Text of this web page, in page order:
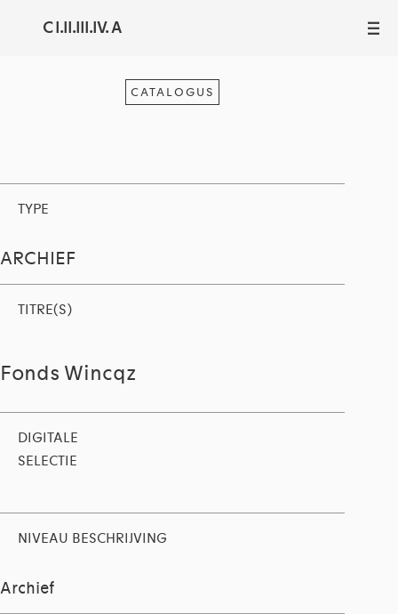
C I.II.III.IV. A III
CATALOGUS
TYPE
ARCHIEF
TITRE(S)
Fonds Wincqz
DIGITALE
SELECTIE
NIVEAU BESCHRIJVING
Archief